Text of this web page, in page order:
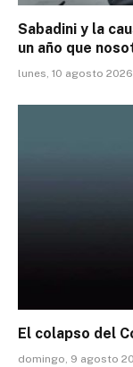
Sabadini y la
un año que
lunes, 10 agosto 2026
El colapso del
domingo, 9 agosto